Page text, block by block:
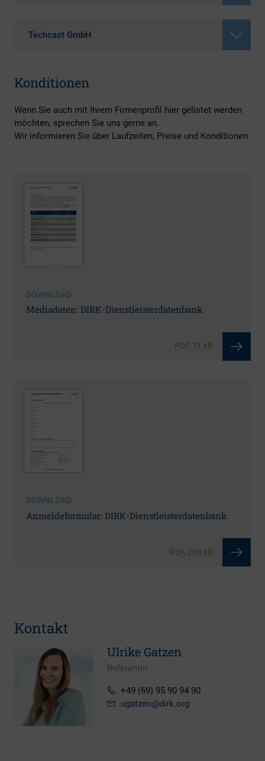
Techcast GmbH
Konditionen
Wenn Sie auch mit Ihrem Firmenprofil hier gelistet werden
möchten, sprechen Sie uns gerne an.
Wir informieren Sie über Laufzeiten, Preise und Konditionen.
DOWNLOAD
Mediadaten: DIRK-Dienstleisterdatenbank
PDF, 71 kB
DOWNLOAD
Anmeldeformular: DIRK-Dienstleisterdatenbank
PDF, 268 kB
Kontakt
Ulrike Gatzen
Referentin
+49 (69) 95 90 94 90
ugatzen@dirk.org